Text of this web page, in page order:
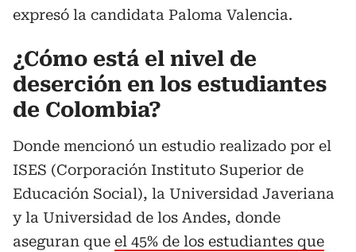
expresó la candidata Paloma Valencia.
¿Cómo está el nivel de
deserción en los estudiantes
de Colombia?
Donde mencionó un estudio realizado por el
ISES (Corporación Instituto Superior de
Educación Social), la Universidad Javeriana
y la Universidad de los Andes, donde
aseguran que el 45% de los estudiantes que